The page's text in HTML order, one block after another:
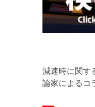
減速時に関す
論家によるコ